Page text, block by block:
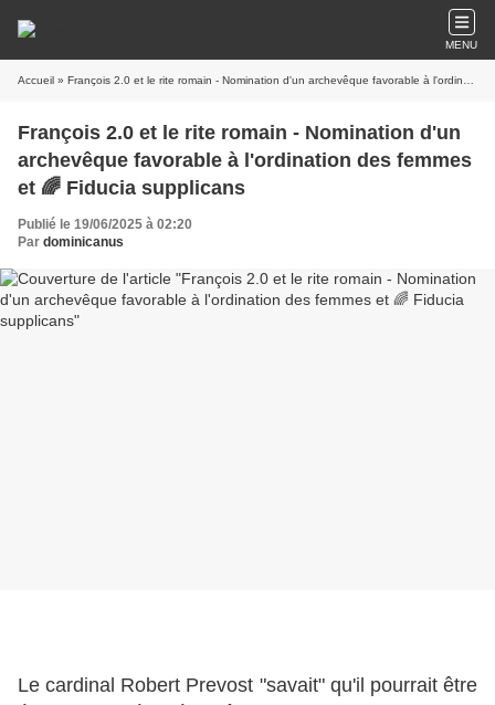
MENU
Accueil » François 2.0 et le rite romain - Nomination d'un archevêque favorable à l'ordination des femmes et 🌈 Fiducia supplicans
François 2.0 et le rite romain - Nomination d'un
archevêque favorable à l'ordination des femmes
et 🌈 Fiducia supplicans
Publié le 19/06/2025 à 02:20
Par dominicanus
Le cardinal Robert Prevost "savait" qu'il pourrait être